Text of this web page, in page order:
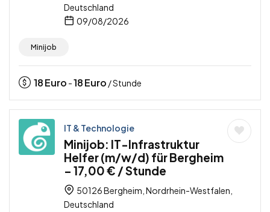
Deutschland
09/08/2026
Minijob
18Euro -18Euro / Stunde
IT & Technologie
Minijob: IT-Infrastruktur
Helfer (m/w/d) für Bergheim
– 17,00 € / Stunde
50126 Bergheim, Nordrhein-Westfalen,
Deutschland